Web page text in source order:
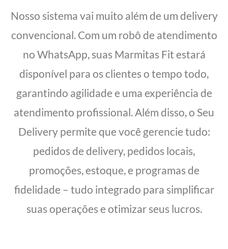
Nosso sistema vai muito além de um delivery
convencional. Com um robô de atendimento
no WhatsApp, suas Marmitas Fit estará
disponível para os clientes o tempo todo,
garantindo agilidade e uma experiência de
atendimento profissional. Além disso, o Seu
Delivery permite que você gerencie tudo:
pedidos de delivery, pedidos locais,
promoções, estoque, e programas de
fidelidade – tudo integrado para simplificar
suas operações e otimizar seus lucros.